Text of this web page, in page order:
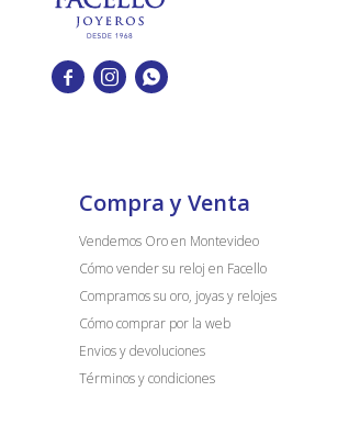
  
Compra y Venta
Vendemos Oro en Montevideo
Cómo vender su reloj en Facello
Compramos su oro, joyas y relojes
Cómo comprar por la web
Envios y devoluciones
Términos y condiciones